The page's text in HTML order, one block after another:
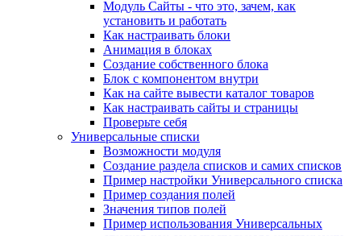
Модуль Сайты - что это, зачем, как
установить и работать
Как настраивать блоки
Анимация в блоках
Создание собственного блока
Блок с компонентом внутри
Как на сайте вывести каталог товаров
Как настраивать сайты и страницы
Проверьте себя
Универсальные списки
Возможности модуля
Создание раздела списков и самих списков
Пример настройки Универсального списка
Пример создания полей
Значения типов полей
Пример использования Универсальных